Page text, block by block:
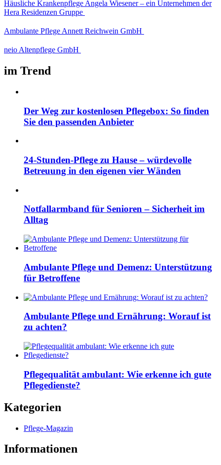
Häusliche Krankenpflege Angela Wiesener – ein Unternehmen der
Hera Residenzen Gruppe
Ambulante Pflege Annett Reichwein GmbH
neio Altenpflege GmbH
im Trend
Der Weg zur kostenlosen Pflegebox: So finden
Sie den passenden Anbieter
24-Stunden-Pflege zu Hause – würdevolle
Betreuung in den eigenen vier Wänden
Notfallarmband für Senioren – Sicherheit im
Alltag
Ambulante Pflege und Demenz: Unterstützung
für Betroffene
Ambulante Pflege und Ernährung: Worauf ist
zu achten?
Pflegequalität ambulant: Wie erkenne ich gute
Pflegedienste?
Kategorien
Pflege-Magazin
Informationen